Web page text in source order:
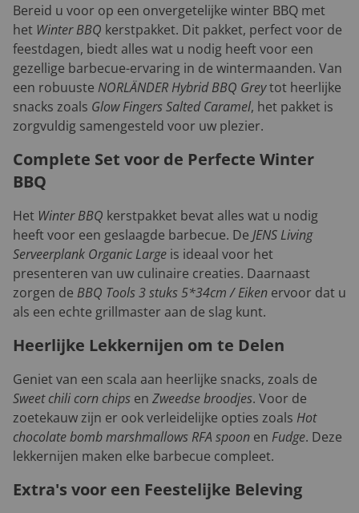
Bereid u voor op een onvergetelijke winter BBQ met
het Winter BBQ kerstpakket. Dit pakket, perfect voor de
feestdagen, biedt alles wat u nodig heeft voor een
gezellige barbecue-ervaring in de wintermaanden. Van
een robuuste NORLÄNDER Hybrid BBQ Greytot heerlijke
snacks zoals Glow Fingers Salted Caramel, het pakket is
zorgvuldig samengesteld voor uw plezier.
Complete Set voor de Perfecte Winter
BBQ
Het Winter BBQ kerstpakket bevat alles wat u nodig
heeft voor een geslaagde barbecue. De JENS Living
Serveerplank Organic Large is ideaal voor het
presenteren van uw culinaire creaties. Daarnaast
zorgen de BBQ Tools 3 stuks 5*34cm / Eiken ervoor dat u
als een echte grillmaster aan de slag kunt.
Heerlijke Lekkernijen om te Delen
Geniet van een scala aan heerlijke snacks, zoals de
Sweet chili corn chips en Zweedse broodjes. Voor de
zoetekauw zijn er ook verleidelijke opties zoals Hot
chocolate bomb marshmallows RFA spoon en Fudge. Deze
lekkernijen maken elke barbecue compleet.
Extra's voor een Feestelijke Beleving